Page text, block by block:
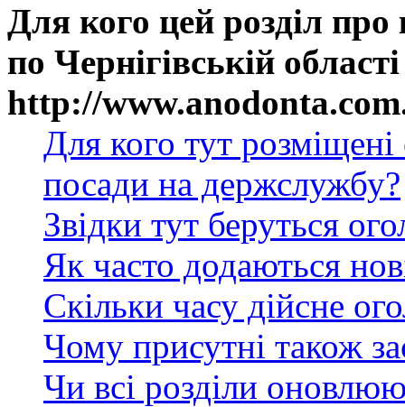
Для кого цей розділ
по Чернігівській
http://
Для кого тут
посади на держслужбу?
Звідки тут беруться
Як часто додаються
Скільки часу дійсне
Чому присутні також
Чи всі розділи